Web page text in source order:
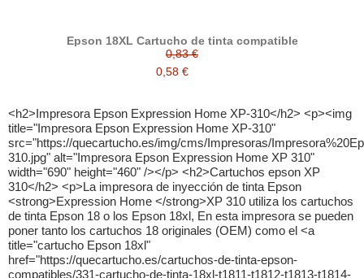
Epson 18XL Cartucho de tinta compatible
0,83 €
0,58 €
<h2>Impresora Epson Expression Home XP-310</h2> <p><img title="Impresora Epson Expression Home XP-310" src="https://quecartucho.es/img/cms/Impresoras/Impresora%20Epson%20Expression%20Home%20XP-310.jpg" alt="Impresora Epson Expression Home XP 310" width="690" height="460" /></p> <h2>Cartuchos epson XP 310</h2> <p>La impresora de inyección de tinta Epson <strong>Expression Home </strong>XP 310 utiliza los cartuchos de tinta Epson 18 o los Epson 18xl, En esta impresora se pueden poner tanto los cartuchos 18 originales (OEM) como el <a title="cartucho Epson 18xl" href="https://quecartucho.es/cartuchos-de-tinta-epson-compatibles/331-cartucho-de-tinta-18xl-t1811-t1812-t1813-t1814-compatible-con-epson.html"><strong>Cartucho Epson 18xl</strong></a> compatible que puedes encontrar a la venta en nuestra web.<br /><strong></strong></p> <h2>¿Cuáles son los cartuchos originales para epson expression home XP-310?</h2> <ul> <li>Cartucho 18 negro</li> <li>Cartucho 18 cían</li> <li>Cartucho 18 magenta</li> <li>Cartucho 18 amarillo</li> <li>Cartucho 18XL negro</li> <li>Cartucho 18XL cían</li> <li>Cartucho 18XL magenta</li> <li>Cartucho 18XL amarillo</li> </ul> <div> </div> <p>Los cartuchos 18XL son la versión de cartucho 18 pero de gran capacidad, la impresora expression home XP-310 puede montar las dos versiones de cartuchos de <a title="tinta compatible" href="https://quecartucho.es/"><strong>tinta compatible </strong></a>y originales.</p> <p style="margin-bottom: 0cm;" lang="zxx"><strong><span style="font-variant: normal;"><span style="font-family: Open Sans;"><span style="letter-spacing: normal;"><span style="font-style: normal;"><strong>¿Cuáles son los mejores consumibles compatibles epson xp XP 310?</strong></span></span></span></span></strong></p> <p style="margin-bottom: 0cm;" lang="zxx"><span style="font-variant: normal;"><span style="font-family: Open Sans;"><span style="letter-spacing: normal;"><span style="font-style: normal;">Los</span></span></span></span><span style="font-variant: normal;"><span style="font-family: Open Sans;"><span style="letter-spacing: normal;"><span style="font-style: normal;"> m</span></span></span></span><span style="font-variant: normal;"><span style="font-family: Open Sans;"><span style="letter-spacing: normal;"><span style="font-style: normal;">ejores cartuchos para las impresoras</span></span></span></span> expression home XP-310 son los cartuchos de tinta compatibles Premium con el tamaño xl. El <strong><a title="cartucho epson" href="https://quecartucho.es/4223-cartuchos-de-tinta-epson-compatibles">cartucho epson</a></strong> 18xl compatible calidad premium. Ya que son los cartuchos mas ecológicos, y los mas baratos manteniendo niveles muy altos de calidad y fiabilidad.</p> <h2 style="margin-bottom: 0cm;" lang="zxx">Otros cartuchos de tinta compatibles Epson que te pueden interesar:</h2> <ul> <li><a title="603xl epson" href="https://quecartucho.es/cartuchos-de-tinta-epson-compatibles/3529-cartucho-de-tinta-epson-t603xl-603xl-compatible-c13t03a14010-c13t03a24010-c13t03a34010-c13t03a44010.html">603xl epson</a></li> <li><a title="epson 29 xl" href="https://quecartucho.es/cartuchos-de-tinta-epson-compatibles/2734-cartucho-de-tinta-29-xl-negro-compatible-a-epson-c13t29914010.html">epson 29 xl</a></li> <li><a title="epson 16xl multipack" href="https://quecartucho.es/cartuchos-de-tinta-epson-compatibles/327-cartucho-de-tinta-16xl-t1611-t1612-t1613-t1614-t1621-t1622-t1623-t1624-t1631-t1632-t1633-t1634-compatible.html">epson 16xl multipack</a></li> <li><a title="tinta epson 27xl" href="https://quecartucho.es/cartuchos-de-tinta-epson-compatibles/1833-cartucho-de-tinta-epson-t2711-t2712-t2713-t2714-t2791-t2701-t2702-t2703-t2704-compatible-a-epson-27xl.html">tinta epson 27xl</a></li> </ul> <ul> <li><a title="epson t1291" href="https://quecartucho.es/cartuchos-de-tinta-epson-compatibles/298-cartucho-de-tinta-t1291-t1292-t1293-t1294-compatible-con-epson.html">epson t1291</a></li> <li><a title="Epson 378xl" href="https://quecartucho.es/cartuchos-de-tinta-epson-compatibles/3237-cartucho-de-tinta-epson-t3781t3782t3783t3784t3785t3786-t3791t3792t3793t3794t3795t3796-compatible-a-epson-378xl-378.html">Epson 378xl</a></li> <li><a title="tinta t0711" href="https://quecartucho.es/cartuchos-de-tinta-epson-compatibles/1237-cartucho-de-tinta-t0711-t0712-t0713-t0714-compatible-con-epson.html">tinta t0711</a></li> <li><a title="epson t1281" href="https://quecartucho.es/cartuchos-de-tinta-epson-compatibles/294-cartucho-de-tinta-t1281-t1282-t1283-t1284-compatible-con-epson.html">epson t1281</a></li> <li><a title="cartucho Epson 202" href="https://quecartucho.es/cartuchos-de-tinta-epson-compatibles/3236-cartucho-de-tinta-epson-202xl-202-compatible-a-epson-c13t02g14010-c13t02h24010-c13t02h34010-c13t02h44010-c13t02h14010.html">cartucho Epson 202</a></li> </ul> <p> </p> <h2>Cartuchos de tinta para la impresora Epson Expression Home XP-310 original y compatible.</h2> <h2 class="cabecera_lista_auto_top">Otras impresoras Epson que usan estos cartuchos 18 / 18xl</h2> <ul> <li><strong><a title="Cartuchos Epson Expression Home XP100" href="https://quecartucho.es/10312-epson-expression-home-xp100">Cartuchos Epson Expression Home XP100</a></strong></li> <li><strong><a title="Cartuchos Epson Expression Home XP102" href="https://quecartucho.es/1669-epson-expression-home-xp102">Cartuchos Epson Expression Home XP102</a></strong></li> <li><strong><a title="Cartuchos Epson Expression Home XP200" href="https://quecartucho.es/10313-epson-expression-home-xp200">Cartuchos Epson Expression Home XP200</a></strong></li> <li><strong><a title="Cartuchos Epson Expression Home XP202" href="https://quecartucho.es/1670-epson-expression-home-xp202">Cartuchos Epson Expression Home XP202</a></strong></li> <li><strong><a title="Cartuchos Epson Expression Home XP205" href="https://quecartucho.es/1671-epson-expression-home-xp205">Cartuchos Epson Expression Home XP205</a></strong></li> <li><strong><a title="Cartuchos epson Expression Home XP210" href="https://quecartucho.es/10314-epson-expression-home-xp210">Cartuchos Epson Expression Home XP210</a></strong></li> <li><strong><a title="Cartuchos Epson Expression Home XP212" href="https://quecartucho.es/8298-epson-expression-home-xp212">Cartuchos Epson Expression Home XP212</a></strong></li> <li><strong><a title="Cartuchos Epson Expression Home XP215" href="https://quecartucho.es/8299-epson-expression-home-xp215">Cartuchos Epson Expression Home XP215</a></strong></li> <li><strong><a title="Cartuchos Epson Expression Home XP225" href="https://quecartucho.es/9880-epson-expression-home-xp225">Cartuchos Epson Expression Home XP225</a></strong></li> <li><strong><a title="Cartuchos Epson Expression Home XP30" href="https://quecartucho.es/1672-epson-expression-home-xp30">Cartuchos Epson Expression Home XP30</a></strong></li> <li><strong><a title="Cartuchos Epson Expression Home XP300" href="https://quecartucho.es/10315-epson-expression-home-xp300">Cartuchos Epson Expression Home XP300</a></strong></li> <li><strong><a title="Cartuchos Epson Expression Home XP302" href="https://quecartucho.es/1673-epson-expression-home-xp302">Cartuchos Epson Expression Home XP302</a></strong></li> <li><strong><a title="Epson Expression Home XP305" href="https://quecartucho.es/1674-epson-expression-home-xp305">Cartuchos Epson Expression Home XP305</a></strong></li> <li><strong><a title="Cartuchos Epson Expression Home XP310" href="https://quecartucho.es/10316-epson-expression-home-xp310">Cartuchos Epson Expression Home XP310</a></strong></li> <li><strong><a title="Cartuchos Epson Expression Home XP312" href="https://quecartucho.es/8775-epson-expression-home-xp312">Cartuchos Epson Expression Home XP312</a></strong></li> <li><strong><a title="Cartuchos Epson Expression Home XP315" href="https://quecartucho.es/8300-epson-expression-home-xp315">Cartuchos Epson Expression Home XP315</a></strong></li> <li><strong><a title="Cartuchos Epson Expression Home XP320" href="https://quecartucho.es/10317-epson-expression-home-xp320">Cartuchos Epson Expression Home XP320</a></strong></li> <li><strong><a title="Cartuchos Epson Expression Home XP322" href="https://quecartucho.es/9881-epson-expression-home-xp322">Cartuchos Epson Expression Home XP322</a></strong></li> <li><strong><a title="Cartuchos Epson Expression Home XP325" href="https://quecartucho.es/10318-epson-expression-home-xp325">Cartuchos Epson Expression Home XP325</a></strong></li> <li><strong><a title="Cartuchos Epson Expression Home XP400" href="https://quecartucho.es/10319-epson-expression-home-xp400">Cartuchos Epson Expression Home XP400</a></strong></li> <li><strong><a title="Cartuchos Epson Expression Home XP402" href="https://quecartucho.es/1675-epson-expression-home-xp402">Cartuchos Epson Expression Home XP402</a></strong></li> <li><strong><a title="Cartuchos Epson Expression Home XP405 / WH" href="https://quecartucho.es/1676-epson-expression-home-xp405-wh">Cartuchos Epson Expression Home XP405 / WH</a></strong></li> <li><strong><a title="Cartuchos Epson Expression Home XP406" href="https://quecartucho.es/7660-epson-expression-home-xp406">Cartuchos Epson Expression Home XP406</a></strong></li> <li><strong><a title="Cartuchos Epson Expression Home XP410" href="https://quecartucho.es/10320-epson-expression-home-xp410">Cartuchos Epson Expression Home XP410</a></strong></li> <li><strong><a title="Cartuchos Epson Expression Home XP412" href="https://quecartucho.es/8301-epson-expression-home-xp412">Cartuchos Epson Expression Home XP412</a></strong></li> <li><strong><a title="Epson Expression Home XP415" href="https://quecartucho.es/8302-epson-expression-home-xp415">Cartuchos Epson Expression Home XP415</a></strong></li> <li><strong><a title="Cartuchos Epson Expression Home XP420" href="https://quecartucho.es/10321-epson-expression-home-xp420">Cartuchos Epson Expression Home XP420</a></strong></li> <li><strong><a title="Cartuchos Epson Expression Home XP422" href="https://quecartucho